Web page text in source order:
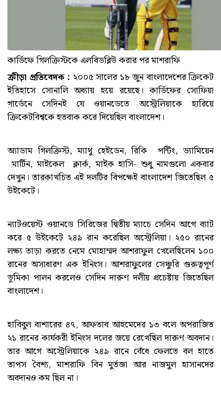
কার্ডিফে গিলক্রিস্টকে এলবিডব্লিউ করার পর মাশরাফি
ক্রীড়া প্রতিবেদক : ২০০৫ সালের ১৮ জুন বাংলাদেশের ক্রিকেট
ইতিহাসে সোনালি অধ্যায় হয়ে রয়েছে। কার্ডিফের সোফিয়া
গার্ডেনে সেদিনই যে ওয়ানডেতে অস্ট্রেলিয়াকে হারিয়ে
ক্রিকেটবিশ্বকে হতবাক করে দিয়েছিল বাংলাদেশ।
অ্যাডাম গিলক্রিস্ট, ম্যাথু হেইডেন, রিকি পন্টিং, ড্যামিয়েন
মার্টিন, মাইকেল ক্লার্ক, মাইক হাসি- শুধু নামগুলো একবার
দেখুন। তারকাখচিত এই দলটির বিপক্ষেই বাংলাদেশ জিতেছিল ৫
উইকেটে।
ন্যাটওয়েস্ট ওয়ানডে সিরিজের দ্বিতীয় ম্যাচে সেদিন আগে ব্যাট
করে ৫ উইকেটে ২৪৯ রান করেছিল অস্ট্রেলিয়া। ২৫০ রানের
লক্ষ্য তাড়া করতে নেমে মোহাম্মদ আশরাফুল খেলেছিলেন ১০০
রানের অসাধারণ এক ইনিংস। আশরাফুলের সেঞ্চুরি গুরুত্বপূর্ণ
ভূমিকা পালন করলেও সেদিন দারুণ দলীয় প্রচেষ্টায় জিতেছিল
বাংলাদেশ।
হাবিবুল বাশারের ৪৭, আফতাব আহমেদের ১৩ বলে অপরাজিত
২১ রানের কার্যকরী ইনিংস দলের জয়ে রেখেছিল দারুণ অবদান।
তার আগে অস্ট্রেলিয়াকে ২৪৯ রানে বেঁধে ফেলতে বল হাতে
তাপস বৈশ্য, মাশরাফি বিন মুর্তজা আর নাজমুল হাসানদের
অবদানও কম ছিল না।